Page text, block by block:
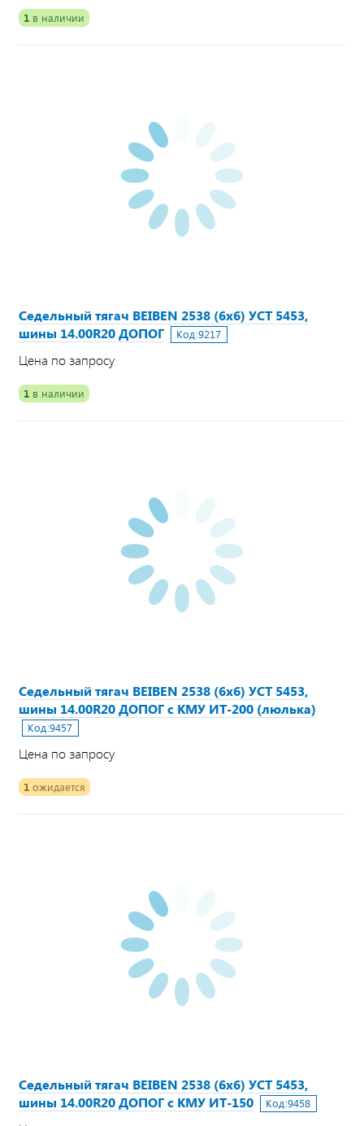
1 в наличии
Седельный тягач BEIBEN 2538 (6х6) УСТ 5453,
шины 14.00R20 ДОПОГ
Код:9217
Цена по запросу
1 в наличии
Седельный тягач BEIBEN 2538 (6х6) УСТ 5453,
шины 14.00R20 ДОПОГ с КМУ ИТ-200 (люлька)
Код:9457
Цена по запросу
1 ожидается
Седельный тягач BEIBEN 2538 (6х6) УСТ 5453,
шины 14.00R20 ДОПОГ с КМУ ИТ-150
Код:9458